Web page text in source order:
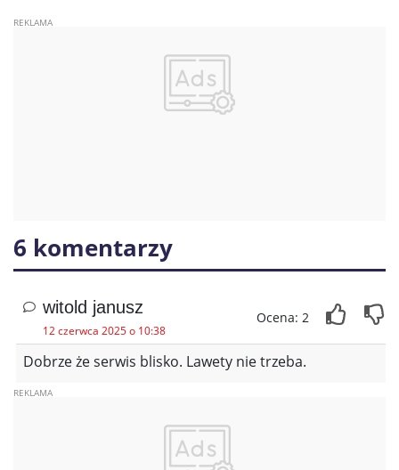
6 komentarzy
witold janusz
12 czerwca 2025 o 10:38
Ocena: 2
Dobrze że serwis blisko. Lawety nie trzeba.